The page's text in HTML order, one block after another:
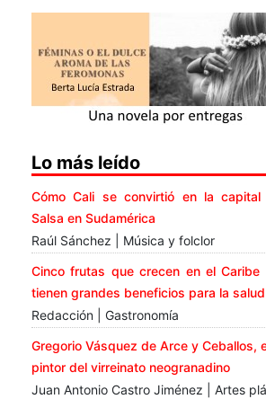
Lo más leído
Cómo Cali se convirtió en la
Salsa en Sudamérica
Raúl Sánchez | Música y folclor
Cinco frutas que crecen en el Caribe
tienen grandes beneficios para la salud
Redacción | Gastronomía
Gregorio Vásquez de Arce y Ceballos,
pintor del virreinato neogranadino
Juan Antonio Castro Jiménez | Artes